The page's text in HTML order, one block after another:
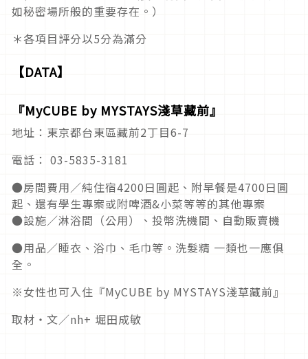
如秘密場所般的重要存在。）
＊各項目評分以5分為滿分
【DATA】
『MyCUBE by MYSTAYS淺草藏前』
地址：東京都台東區藏前2丁目6-7
電話： 03-5835-3181
●房間費用／純住宿4200日圓起、附早餐是4700日圓
起、還有學生專案或附啤酒&小菜等等的其他專案
●設施／淋浴間（公用）、投幣洗機間、自動販賣機
●用品／睡衣、浴巾、毛巾等。洗髮精 一類也一應俱
全。
※女性也可入住『MyCUBE by MYSTAYS淺草藏前』
取材・文／nh+ 堀田成敏